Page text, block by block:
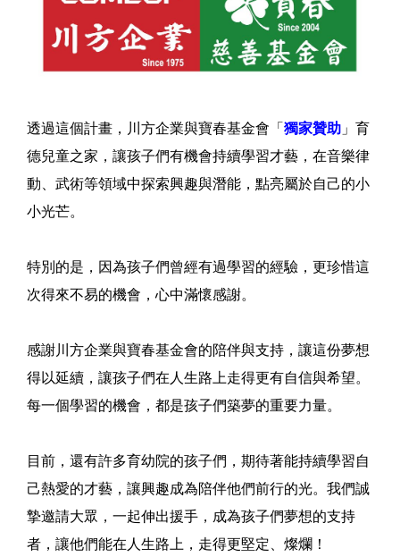
透過這個計畫，川方企業與寶春基金會「 獨家贊助 」育
德兒童之家，讓孩子們有機會持續學習才藝，在音樂律
動、武術等領域中探索興趣與潛能，點亮屬於自己的小
小光芒。
特別的是，因為孩子們曾經有過學習的經驗，更珍惜這
次得來不易的機會，心中滿懷感謝。
感謝川方企業與寶春基金會的陪伴與支持，讓這份夢想
得以延續，讓孩子們在人生路上走得更有自信與希望。
每一個學習的機會，都是孩子們築夢的重要力量。
目前，還有許多育幼院的孩子們，期待著能持續學習自
己熱愛的才藝，讓興趣成為陪伴他們前行的光。我們誠
摯邀請大眾，一起伸出援手，成為孩子們夢想的支持
者，讓他們能在人生路上，走得更堅定、燦爛！